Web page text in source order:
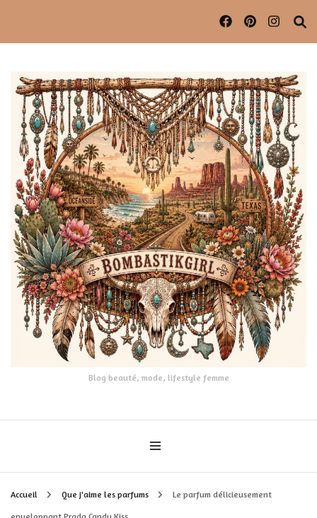
Blog beauté, mode, lifestyle femme
Accueil Que j'aime les parfums Le parfum délicieusement